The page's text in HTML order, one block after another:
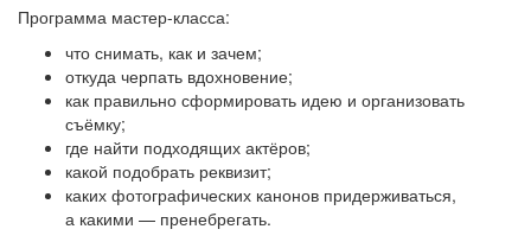
Программа мастер-класса:
что снимать, как и зачем;
откуда черпать вдохновение;
как правильно сформировать идею и организовать
съёмку;
где найти подходящих актёров;
какой подобрать реквизит;
каких фотографических канонов придерживаться,
а какими — пренебрегать.